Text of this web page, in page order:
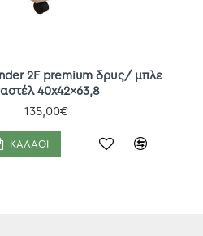
2F premium δρυς/ μπλε
40x42x63,8
135,00€
ΚΑΛΆΘΙ